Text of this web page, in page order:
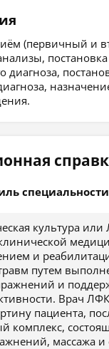
(первичный и
постановка
диагноза,
специальности
культура или
и
путем
и
Врач
пациента,
комплекс,
массажа